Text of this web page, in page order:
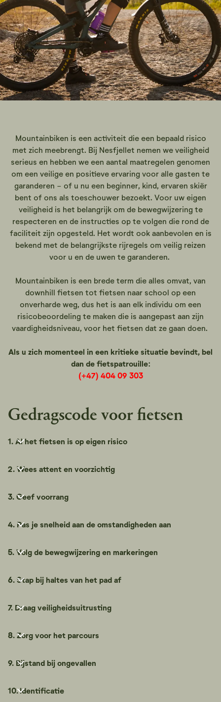
Mountainbiken is een activiteit die een bepaald risico
met zich meebrengt. Bij Nesfjellet nemen we veiligheid
serieus en hebben we een aantal maatregelen genomen
om een veilige en positieve ervaring voor alle gasten te
garanderen - of u nu een beginner, kind, ervaren skiër
bent of ons als toeschouwer bezoekt. Voor uw eigen
veiligheid is het belangrijk om de bewegwijzering te
respecteren en de instructies op te volgen die rond de
faciliteit zijn opgesteld. Het wordt ook aanbevolen en is
bekend met de belangrijkste rijregels om veilig reizen
voor u en de uwen te garanderen.
Mountainbiken is een brede term die alles omvat, van
downhill fietsen tot fietsen naar school op een
onverharde weg, dus het is aan elk individu om een
risicobeoordeling te maken die is aangepast aan zijn
vaardigheidsniveau, voor het fietsen dat ze gaan doen.
Als u zich momenteel in een kritieke situatie bevindt, bel
dan de fietspatrouille:
(+47) 404 09 303
Gedragscode voor fietsen
1. Al het fietsen is op eigen risico
2. Wees attent en voorzichtig
3. Geef voorrang
4. Pas je snelheid aan de omstandigheden aan
5. Volg de bewegwijzering en markeringen
6. Stap bij haltes van het pad af
7. Draag veiligheidsuitrusting
8. Zorg voor het parcours
9. Bijstand bij ongevallen
10. Identificatie